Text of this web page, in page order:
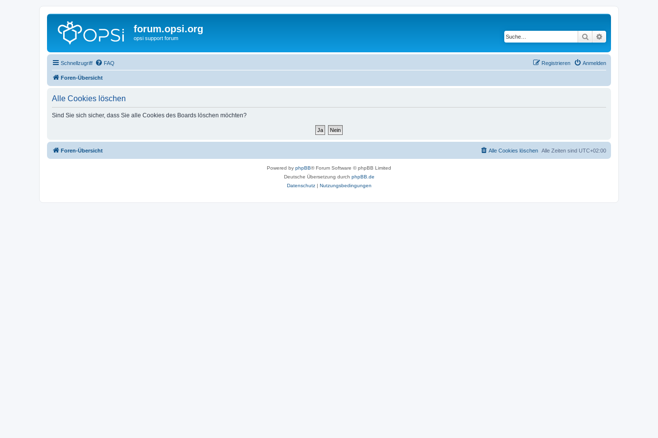
forum.opsi.org
opsi support forum Suche
Schnellzugriff FAQ Anmelden
Registrieren
Foren-Übersicht
Alle Cookies löschen
Sind Sie sich sicher, dass Sie alle Cookies des Boards löschen möchten?
Foren-Übersicht Alle Zeiten sind UTC+02:00
Alle Cookies löschen
Powered by phpBB® Forum Software © phpBB Limited
Deutsche Übersetzung durch phpBB.de
Datenschutz| Nutzungsbedingungen